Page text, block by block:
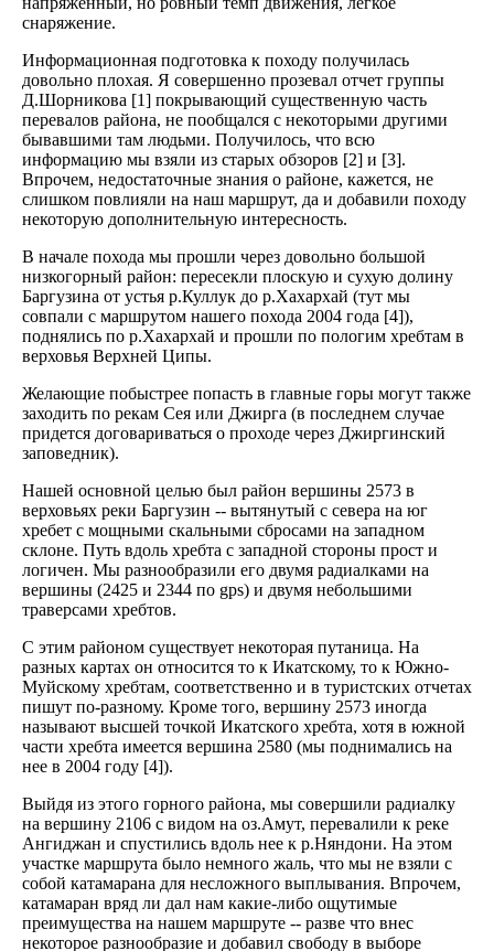
снаряжение.
Информационная подготовка к походу получилась
довольно плохая. Я совершенно прозевал отчет группы
Д.Шорникова [1] покрывающий существенную часть
перевалов района, не пообщался с некоторыми другими
бывавшими там людьми. Получилось, что всю
информацию мы взяли из старых обзоров [2] и [3].
Впрочем, недостаточные знания о районе, кажется, не
слишком повлияли на наш маршрут, да и добавили походу
некоторую дополнительную интересность.
В начале похода мы прошли через довольно большой
низкогорный район: пересекли плоскую и сухую долину
Баргузина от устья р.Куллук до р.Хахархай (тут мы
совпали с маршрутом нашего похода 2004 года [4]),
поднялись по р.Хахархай и прошли по пологим хребтам в
верховья Верхней Ципы.
Желающие побыстрее попасть в главные горы могут также
заходить по рекам Сея или Джирга (в последнем случае
придется договариваться о проходе через Джиргинский
заповедник).
Нашей основной целью был район вершины 2573 в
верховьях реки Баргузин -- вытянутый с севера на юг
хребет с мощными скальными сбросами на западном
склоне. Путь вдоль хребта с западной стороны прост и
логичен. Мы разнообразили его двумя радиалками на
вершины (2425 и 2344 по gps) и двумя небольшими
траверсами хребтов.
С этим районом существует некоторая путаница. На
разных картах он относится то к Икатскому, то к Южно-
Муйскому хребтам, соответственно и в туристских отчетах
пишут по-разному. Кроме того, вершину 2573 иногда
называют высшей точкой Икатского хребта, хотя в южной
части хребта имеется вершина 2580 (мы поднимались на
нее в 2004 году [4]).
Выйдя из этого горного района, мы совершили радиалку
на вершину 2106 с видом на оз.Амут, перевалили к реке
Ангиджан и спустились вдоль нее к р.Няндони. На этом
участке маршрута было немного жаль, что мы не взяли с
собой катамарана для несложного выплывания. Впрочем,
катамаран вряд ли дал нам какие-либо ощутимые
преимущества на нашем маршруте -- разве что внес
некоторое разнообразие и добавил свободу в выборе